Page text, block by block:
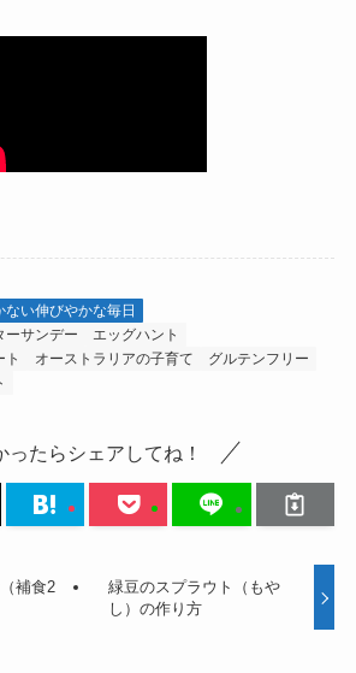
い伸びやかな毎日
ーサンデー
エッグハント
ト
オーストラリアの子育て
グルテンフリー
ったらシェアしてね！
補食2
緑豆のスプラウト（もや
し）の作り方